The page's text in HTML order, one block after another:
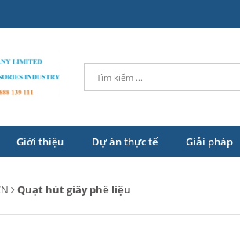
Giới thiệu Dự án thực tế Giải pháp
Quạt hút giấy phế liệu